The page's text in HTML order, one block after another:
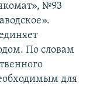
№93
По словам
для